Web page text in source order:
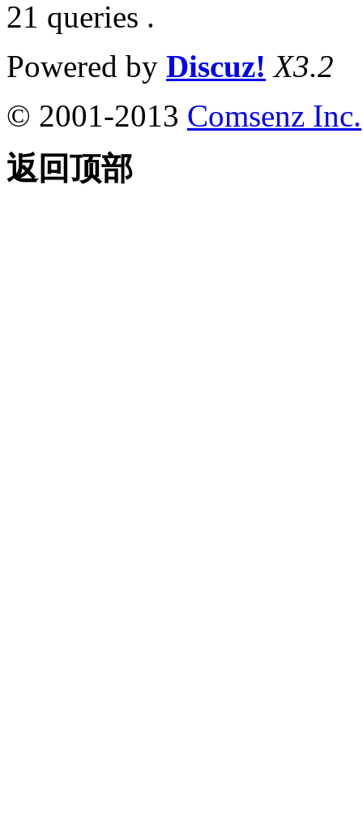
21 queries .
Powered by Discuz! X3.2
© 2001-2013 Comsenz Inc.
返回顶部